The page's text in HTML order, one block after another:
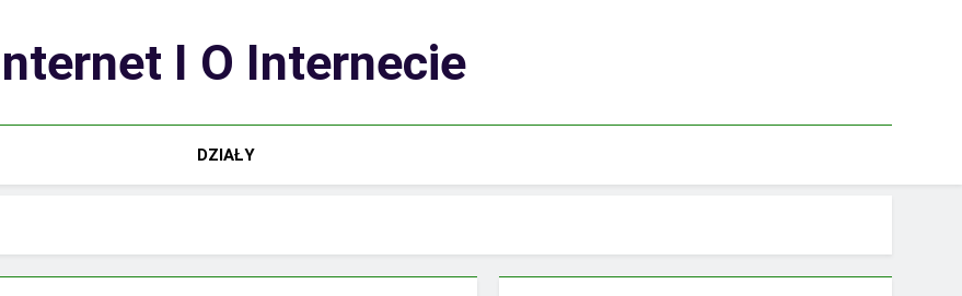
I O Internecie
DZIAŁY